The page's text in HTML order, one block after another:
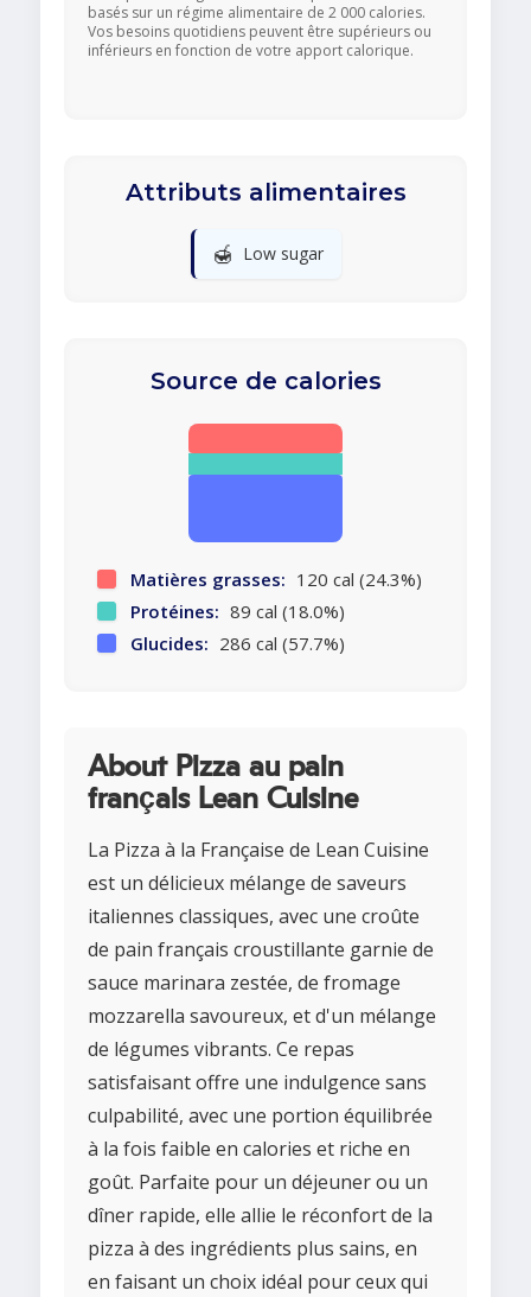
basés sur un régime alimentaire de 2 000 calories.
Vos besoins quotidiens peuvent être supérieurs ou
inférieurs en fonction de votre apport calorique.
Attributs alimentaires
🍯 Low sugar
Source de calories
Matières grasses: 120 cal (24.3%)
Protéines: 89 cal (18.0%)
Glucides: 286 cal (57.7%)
About Pizza au pain
français Lean Cuisine
La Pizza à la Française de Lean Cuisine
est un délicieux mélange de saveurs
italiennes classiques, avec une croûte
de pain français croustillante garnie de
sauce marinara zestée, de fromage
mozzarella savoureux, et d'un mélange
de légumes vibrants. Ce repas
satisfaisant offre une indulgence sans
culpabilité, avec une portion équilibrée
à la fois faible en calories et riche en
goût. Parfaite pour un déjeuner ou un
dîner rapide, elle allie le réconfort de la
pizza à des ingrédients plus sains, en
en faisant un choix idéal pour ceux qui